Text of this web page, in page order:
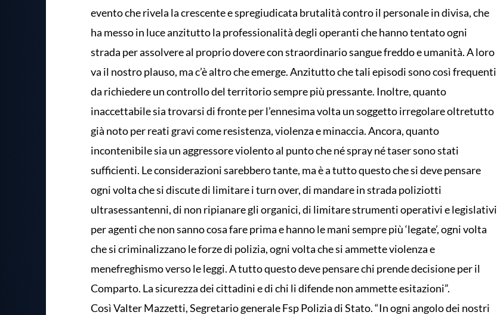
evento che rivela la crescente e spregiudicata brutalità contro il personale in divisa, che
ha messo in luce anzitutto la professionalità degli operanti che hanno tentato ogni
strada per assolvere al proprio dovere con straordinario sangue freddo e umanità. A loro
va il nostro plauso, ma c’è altro che emerge. Anzitutto che tali episodi sono così frequenti
da richiedere un controllo del territorio sempre più pressante. Inoltre, quanto
inaccettabile sia trovarsi di fronte per l’ennesima volta un soggetto irregolare oltretutto
già noto per reati gravi come resistenza, violenza e minaccia. Ancora, quanto
incontenibile sia un aggressore violento al punto che né spray né taser sono stati
sufficienti. Le considerazioni sarebbero tante, ma è a tutto questo che si deve pensare
ogni volta che si discute di limitare i turn over, di mandare in strada poliziotti
ultrasessantenni, di non ripianare gli organici, di limitare strumenti operativi e legislativi
per agenti che non sanno cosa fare prima e hanno le mani sempre più ‘legate’, ogni volta
che si criminalizzano le forze di polizia, ogni volta che si ammette violenza e
menefreghismo verso le leggi. A tutto questo deve pensare chi prende decisione per il
Comparto. La sicurezza dei cittadini e di chi li difende non ammette esitazioni”.
Così Valter Mazzetti, Segretario generale Fsp Polizia di Stato. “In ogni angolo dei nostri